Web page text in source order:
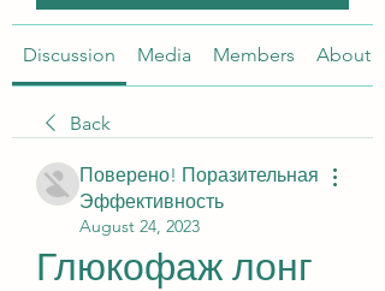
Discussion Media Members About
Back
Поверено! Поразительная
Эффективность
August 24, 2023
Глюкофаж лонг